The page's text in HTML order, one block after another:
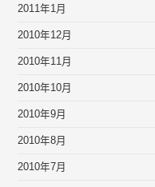
2011年1月
2010年12月
2010年11月
2010年10月
2010年9月
2010年8月
2010年7月